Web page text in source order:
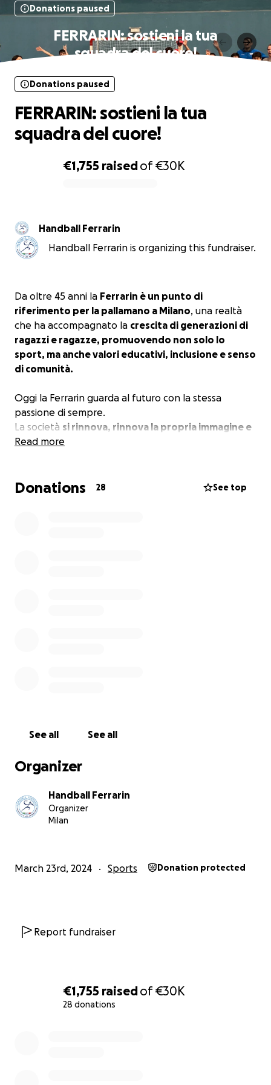
€1,755 raisedof€30K
28 donations
Donations paused
FERRARIN: sostieni la tua
squadra del cuore!
€1,755 raisedof€30K
Donations paused
FERRARIN: sostieni la tua
squadra del cuore!
Handball Ferrarin
Handball Ferrarin is organizing this fundraiser.
Da oltre 45 anni la Ferrarin è un punto di
riferimento per la pallamano a Milano, una realtà
che ha accompagnato la crescita di generazioni di
ragazzi e ragazze, promuovendo non solo lo
sport, ma anche valori educativi, inclusione e senso
di comunità.
Oggi la Ferrarin guarda al futuro con la stessa
passione di sempre.
La società si rinnova, rinnova la propria immagine e
investe in nuovi progetti per continuare a essere la
insieme possiamo costruire il prossimo capitolo della
Read more
Donations 28 See top
See all See all
Organizer
Handball Ferrarin
Organizer
Milan
March 23rd, 2024 Sports Donation protected
Report fundraiser